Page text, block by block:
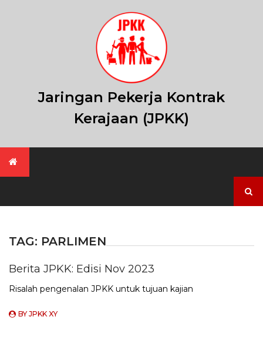
Jaringan Pekerja Kontrak
Kerajaan (JPKK)
for:
TAG: PARLIMEN
Berita JPKK: Edisi Nov 2023
Risalah pengenalan JPKK untuk tujuan kajian
BYJPKK XY